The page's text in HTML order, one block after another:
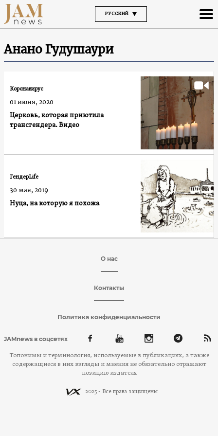
РУССКИЙ
Анано Гудушаури
Церковь, которая приютила
трансгендера. Видео
Коронавирус
01 июня, 2020
Нуца, на которую я похожа
ГендерLife
30 мая, 2019
О нас
Контакты
Политика конфиденциальности
JAMnews в соцсетях
Топонимы и терминология, используемые в публикациях, а также
содержащиеся в них взгляды и мнения не обязательно отражают
позицию издателя
2025 - Все права защищены